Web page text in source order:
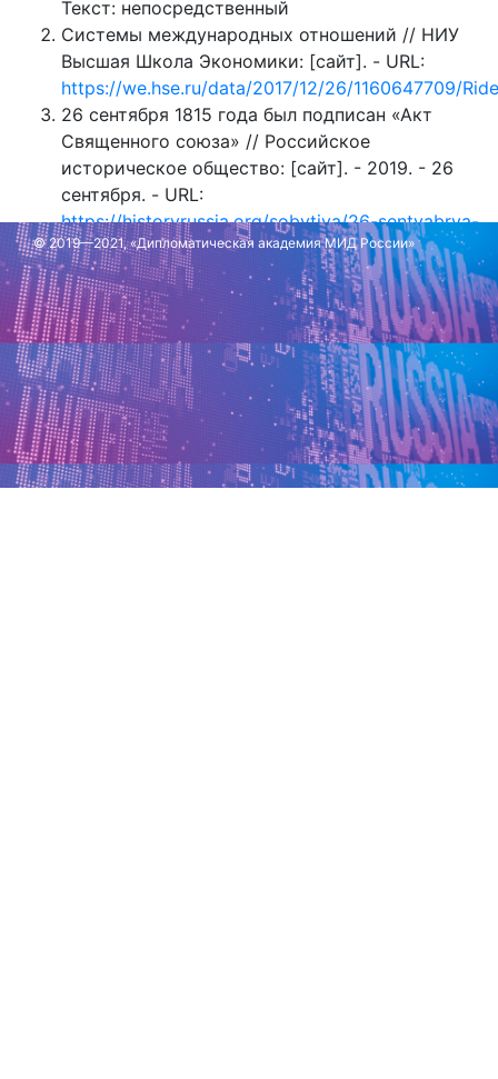
Текст: непосредственный
Системы международных отношений // НИУ
Высшая Школа Экономики: [сайт]. - URL:
https://we.hse.ru/data/2017/12/26/1160647709/
26 сентября 1815 года был подписан «Акт
Священного союза» // Российское
историческое общество: [сайт]. - 2019. - 26
сентября. - URL:
https://historyrussia.org/sobytiya/26-sentyabrya-
1815-goda-byl-podpisan-akt-svyashchennogo-
soyuza.html
Обновлено: 11 марта 2025 г.
© 2019—2021, «Дипломатическая академия МИД России»